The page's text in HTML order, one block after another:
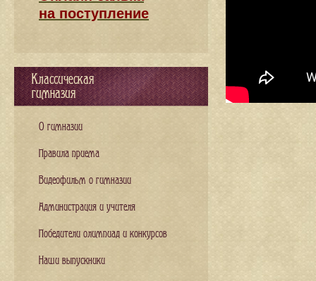
на поступление
Классическая
гимназия
О гимназии
Правила приема
Видеофильм о гимназии
Администрация и учителя
Победители олимпиад и конкурсов
Наши выпускники